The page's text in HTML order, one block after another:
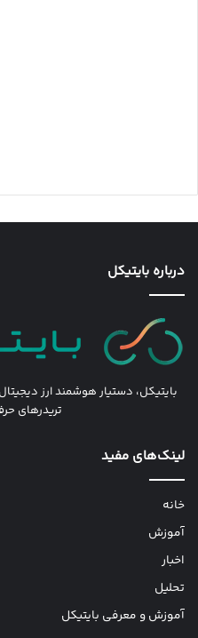
درباره بایتیکل
بایتیکل، دستیار هوشمند ارز
تریدرهای
لینک‌های مفید
خانه
آموزش
اخبار
تحلیل
آموزش و معرفی بایتیکل